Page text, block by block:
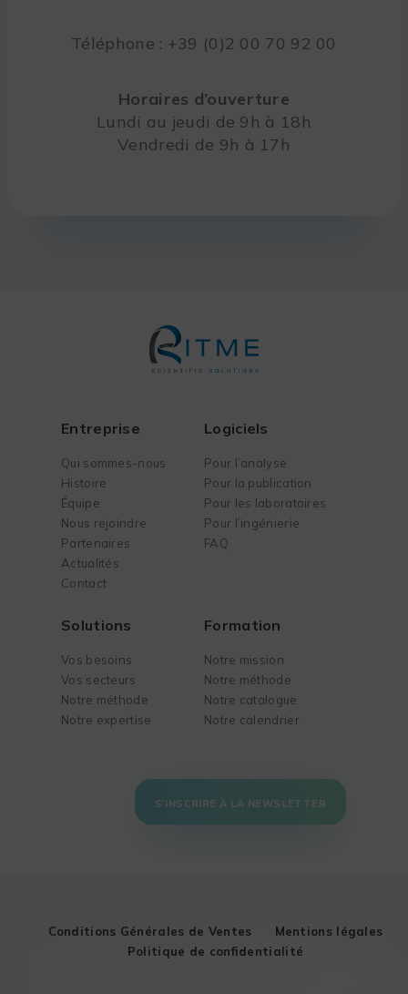
Téléphone : +39 (0)2 00 70 92 00
Horaires d’ouverture
Lundi au jeudi de 9h à 18h
Vendredi de 9h à 17h
Entreprise
Qui sommes-nous
Histoire
Équipe
Nous rejoindre
Partenaires
Actualités
Contact
Logiciels
Pour l’analyse
Pour la publication
Pour les laboratoires
Pour l’ingénierie
FAQ
Solutions
Vos besoins
Vos secteurs
Notre méthode
Notre expertise
Formation
Notre mission
Notre méthode
Notre catalogue
Notre calendrier
S'INSCRIRE À LA NEWSLETTER
Conditions Générales de Ventes
Mentions légales
Politique de confidentialité